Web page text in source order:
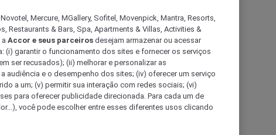
Mercure, MGallery, Sofitel, Movenpick, Mantra, Resorts,
Restaurants & Bars, Spa, Apartments & Villas, Activities &
Accor e seus parceiros desejam armazenar ou acessar
(i) garantir o funcionamento dos sites e fornecer os serviços
ser recusados); (ii) melhorar e personalizar as
audiência e o desempenho dos sites; (iv) oferecer um serviço
a um; (v) permitir sua interação com redes sociais; (vi)
para oferecer publicidade direcionada. Para cada um de
você pode escolher entre esses diferentes usos clicando